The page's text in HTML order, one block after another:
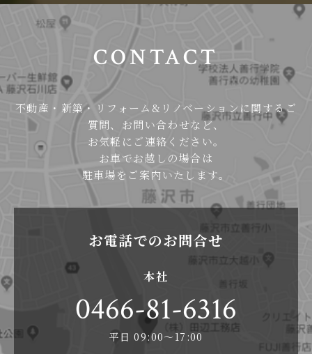
CONTACT
不動産・新築・リフォーム&リノベーションに関するご
質問、お問い合わせなど、
お気軽にご連絡ください。
お車でお越しの場合は
駐車場をご案内いたします。
お電話でのお問合せ
本社
0466-81-6316
平日 09:00〜17:00